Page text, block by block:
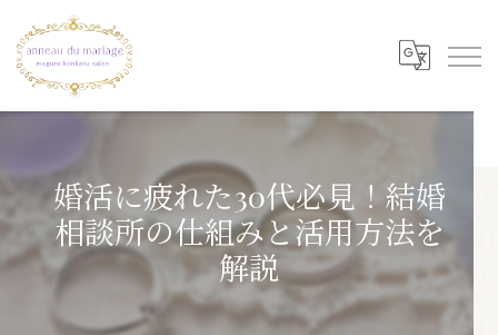
婚活に疲れた30代必見！結婚
相談所の仕組みと活用方法を
解説